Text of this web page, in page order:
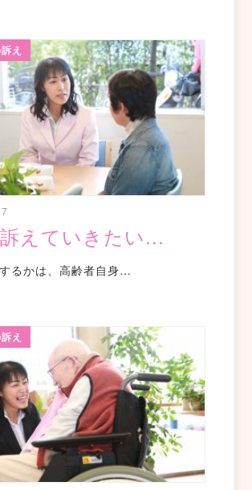
え
えていきたい...
るかは、高齢者自身…
え